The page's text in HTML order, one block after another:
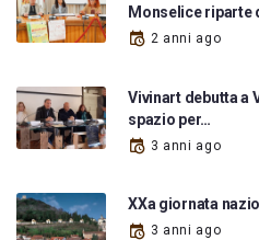
Monselice riparte
2 anni ago
Vivinart debutta a
spazio per…
3 anni ago
XXa giornata
3 anni ago